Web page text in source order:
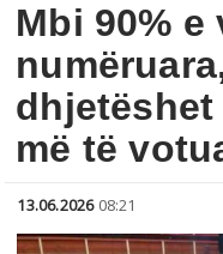
Mbi 90% e
më të
13.06.2026 08:21